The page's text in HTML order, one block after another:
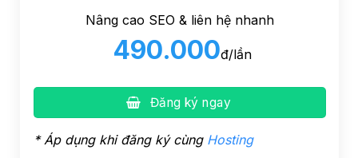
Nâng cao SEO & liên hệ nhanh
490.000đ/lần
Đăng ký ngay
* Áp dụng khi đăng ký cùng Hosting